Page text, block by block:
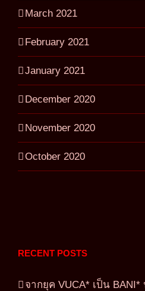
March 2021
February 2021
January 2021
December 2020
November 2020
October 2020
RECENT POSTS
จากยุค VUCA* เป็น